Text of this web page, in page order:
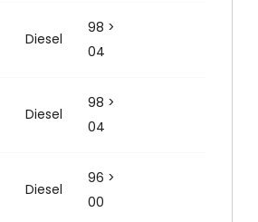
Diesel
98 >
04
Diesel
98 >
04
Diesel
96 >
00